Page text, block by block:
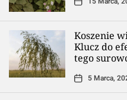
Koszenie
Klucz do
tego
5 Marca,